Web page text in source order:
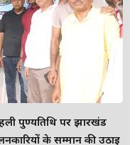
पुण्यतिथि पर झारखंड
के सम्मान की उठाई